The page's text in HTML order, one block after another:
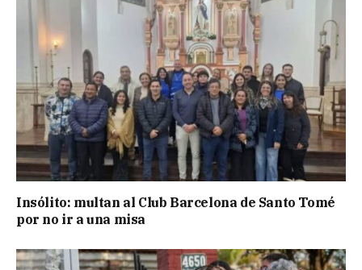
Insólito: multan al Club Barcelona de Santo Tomé
por no ir a una misa